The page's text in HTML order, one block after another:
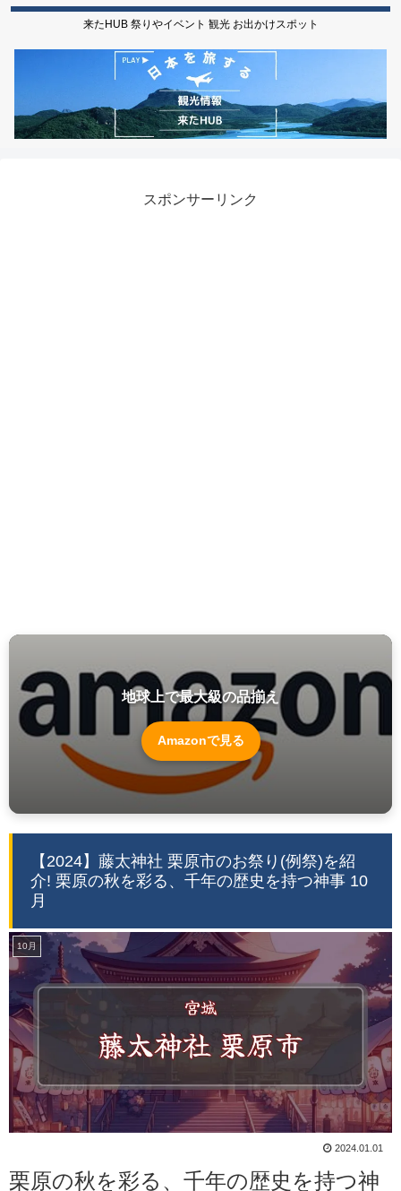
来たHUB 祭りやイベント 観光 お出かけスポット
スポンサーリンク
地球上で最大級の品揃え
Amazonで見る
【2024】藤太神社 栗原市のお祭り(例祭)を紹
介! 栗原の秋を彩る、千年の歴史を持つ神事 10
月
10月
2024.01.01
栗原の秋を彩る、千年の歴史を持つ神